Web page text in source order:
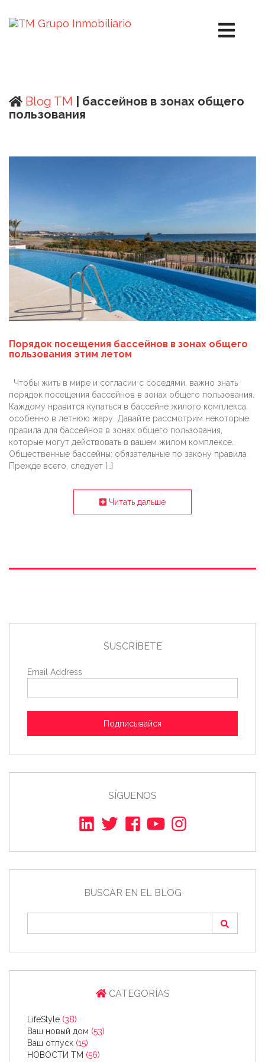
Blog TM
| бассейнов в зонах общего
пользования
Порядок посещения бассейнов в зонах общего
пользования этим летом
Чтобы жить в мире и согласии с соседями, важно знать
порядок посещения бассейнов в зонах общего пользования.
Каждому нравится купаться в бассейне жилого комплекса,
особенно в летнюю жару. Давайте рассмотрим некоторые
правила для бассейнов в зонах общего пользования,
которые могут действовать в вашем жилом комплексе.
Общественные бассейны: обязательные по закону правила
Прежде всего, следует […]
Читать дальше
SUSCRÍBETE
Email Address
Подписывайся
SÍGUENOS
BUSCAR EN EL BLOG
CATEGORÍAS
LifeStyle (38)
Ваш новый дом (53)
Ваш отпуск (15)
НОВОСТИ ТМ (56)